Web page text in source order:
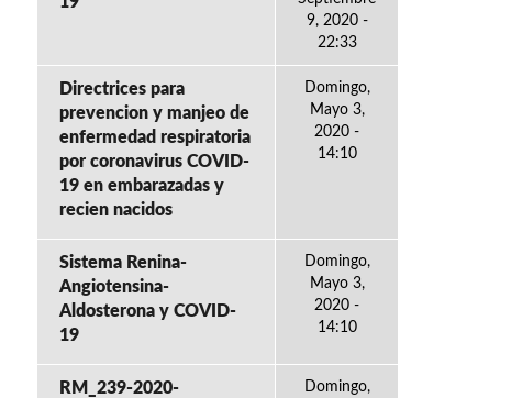
9, 2020 -
22:33
Directrices para
prevencion y manjeo de
enfermedad respiratoria
por coronavirus COVID-
19 en embarazadas y
recien nacidos
Domingo,
Mayo 3,
2020 -
14:10
Sistema Renina-
Angiotensina-
Aldosterona y COVID-
19
Domingo,
Mayo 3,
2020 -
14:10
RM_239-2020-
Domingo,